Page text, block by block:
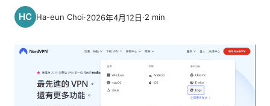
Ha-eun Choi·2026年4月12日·2 min